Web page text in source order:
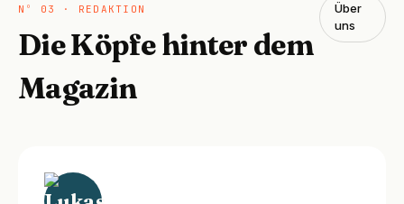
Nº 03 · REDAKTION
Die Köpfe hinter dem
Magazin
Über
uns